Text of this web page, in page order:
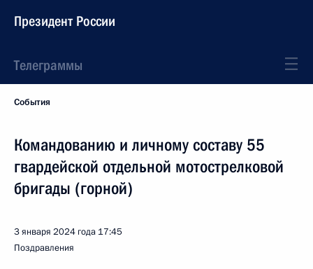
Президент России
Телеграммы
События
Командованию и личному составу 55
гвардейской отдельной мотострелковой
бригады (горной)
3 января 2024 года 17:45
Поздравления